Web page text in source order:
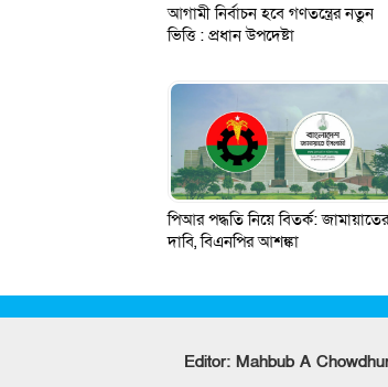
আগামী নির্বাচন হবে গণতন্ত্রের নতুন
ভিত্তি : প্রধান উপদেষ্টা
পিআর পদ্ধতি নিয়ে বিতর্ক: জামায়াতের
দাবি, বিএনপির আশঙ্কা
Editor: Mahbub A